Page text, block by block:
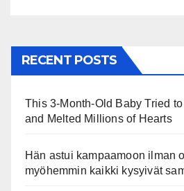
RECENT POSTS
This 3-Month-Old Baby Tried
and Melted Millions of Hearts
Hän astui kampaamoon ilman
myöhemmin kaikki kysyivät